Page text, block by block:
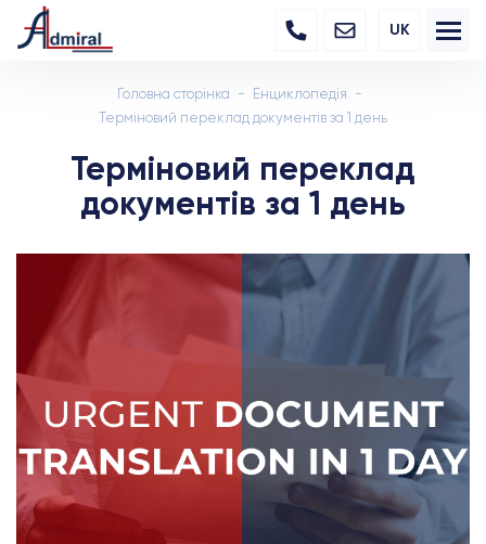
UK
Головна сторінка
Енциклопедія
Терміновий переклад документів за 1 день
Терміновий переклад
документів за 1 день